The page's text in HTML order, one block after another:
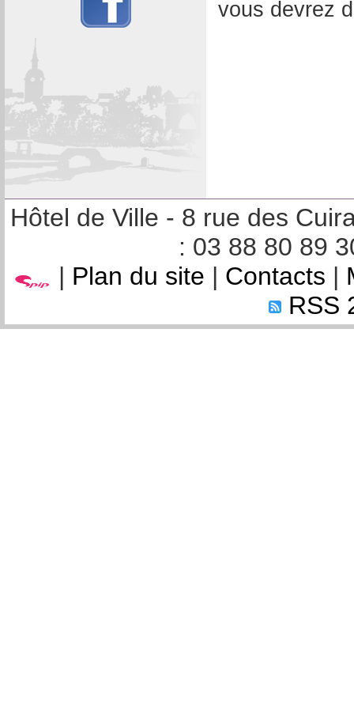
vous devrez
Hôtel de Ville - 8 rue des
: 03 88 80 89
| Plan du site | Contacts |
RSS